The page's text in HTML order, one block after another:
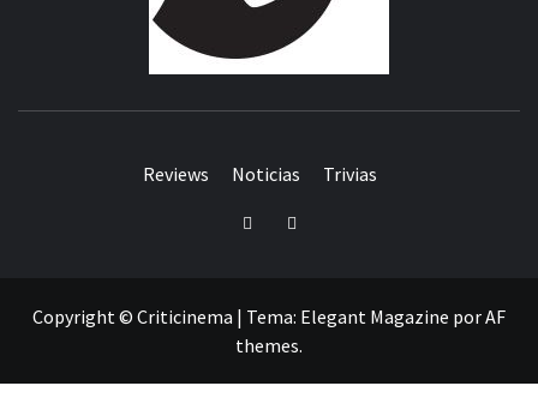
Reviews Noticias Trivias
TwitterFacebook
Copyright © Criticinema | Tema: Elegant Magazine porAF
themes.